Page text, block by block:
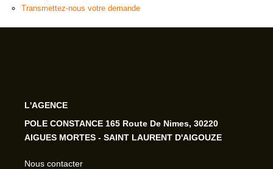
Transmettez-nous votre demande
L'AGENCE
POLE CONSTANCE 165 Route De Nimes, 30220
AIGUES MORTES - SAINT LAURENT D'AIGOUZE
Nous contacter